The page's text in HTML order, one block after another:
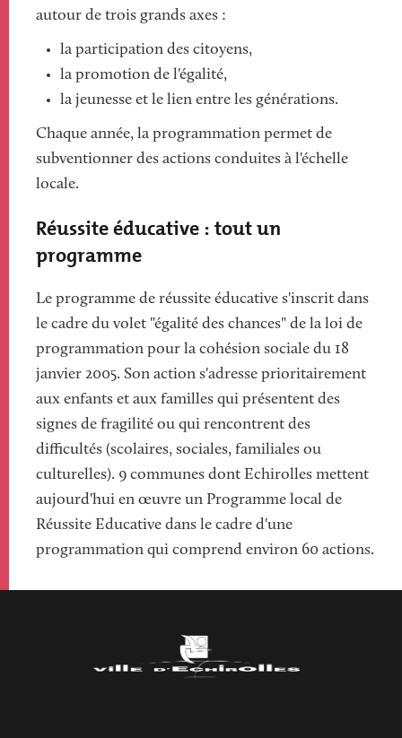
autour de trois grands axes :
la participation des citoyens,
la promotion de l'égalité,
la jeunesse et le lien entre les générations.
Chaque année, la programmation permet de
subventionner des actions conduites à l'échelle
locale.
Réussite éducative : tout un
programme
Le programme de réussite éducative s'inscrit dans
le cadre du volet "égalité des chances" de la loi de
programmation pour la cohésion sociale du 18
janvier 2005. Son action s'adresse prioritairement
aux enfants et aux familles qui présentent des
signes de fragilité ou qui rencontrent des
difficultés (scolaires, sociales, familiales ou
culturelles). 9 communes dont Echirolles mettent
aujourd'hui en œuvre un Programme local de
Réussite Educative dans le cadre d'une
programmation qui comprend environ 60 actions.